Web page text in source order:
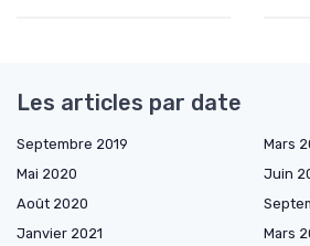
Les articles par date
Septembre 2019
Mars
Mai 2020
Juin
Août 2020
Janvier 2021
Mars